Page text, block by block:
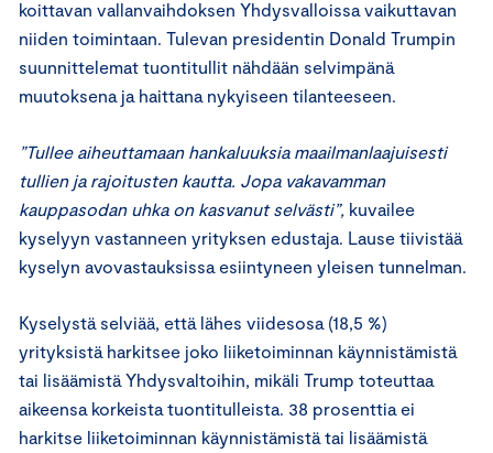
koittavan vallanvaihdoksen Yhdysvalloissa vaikuttavan
niiden toimintaan. Tulevan presidentin Donald Trumpin
suunnittelemat tuontitullit nähdään selvimpänä
muutoksena ja haittana nykyiseen tilanteeseen.
”Tullee aiheuttamaan hankaluuksia maailmanlaajuisesti
tullien ja rajoitusten kautta. Jopa vakavamman
kauppasodan uhka on kasvanut selvästi”, kuvailee
kyselyyn vastanneen yrityksen edustaja. Lause tiivistää
kyselyn avovastauksissa esiintyneen yleisen tunnelman.
Kyselystä selviää, että lähes viidesosa (18,5 %)
yrityksistä harkitsee joko liiketoiminnan käynnistämistä
tai lisäämistä Yhdysvaltoihin, mikäli Trump toteuttaa
aikeensa korkeista tuontitulleista. 38 prosenttia ei
harkitse liiketoiminnan käynnistämistä tai lisäämistä